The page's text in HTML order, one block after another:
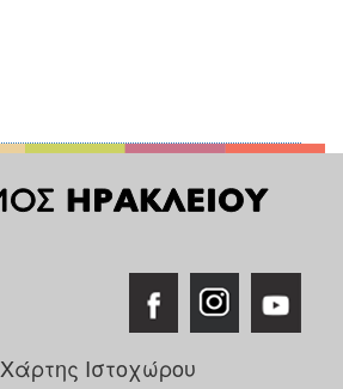
Χάρτης Ιστοχώρου